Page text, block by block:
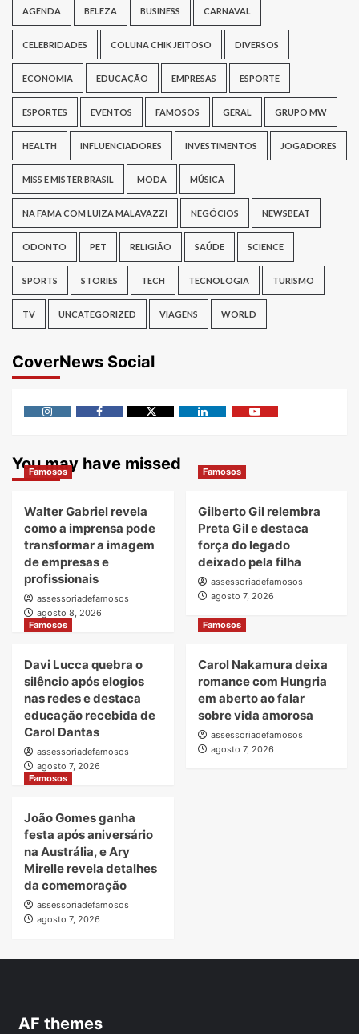
AGENDA BELEZA BUSINESS CARNAVAL
CELEBRIDADES COLUNA CHIK JEITOSO DIVERSOS
ECONOMIA EDUCAÇÃO EMPRESAS ESPORTE
ESPORTES EVENTOS FAMOSOS GERAL GRUPO MW
HEALTH INFLUENCIADORES INVESTIMENTOS JOGADORES
MISS E MISTER BRASIL MODA MÚSICA
NA FAMA COM LUIZA MALAVAZZI NEGÓCIOS NEWSBEAT
ODONTO PET RELIGIÃO SAÚDE SCIENCE
SPORTS STORIES TECH TECNOLOGIA TURISMO
TV UNCATEGORIZED VIAGENS WORLD
CoverNews Social
You may have missed
Famosos
Walter Gabriel revela
como a imprensa pode
transformar a imagem
de empresas e
profissionais
assessoriadefamosos
agosto 8, 2026
Famosos
Gilberto Gil relembra
Preta Gil e destaca
força do legado
deixado pela filha
assessoriadefamosos
agosto 7, 2026
Famosos
Davi Lucca quebra o
silêncio após elogios
nas redes e destaca
educação recebida de
Carol Dantas
assessoriadefamosos
agosto 7, 2026
Famosos
Carol Nakamura deixa
romance com Hungria
em aberto ao falar
sobre vida amorosa
assessoriadefamosos
agosto 7, 2026
Famosos
João Gomes ganha
festa após aniversário
na Austrália, e Ary
Mirelle revela detalhes
da comemoração
assessoriadefamosos
agosto 7, 2026
AF themes